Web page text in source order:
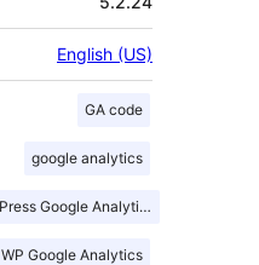
English (US)
GA code
google analytics
WordPress Google Analytics
WP Google Analytics